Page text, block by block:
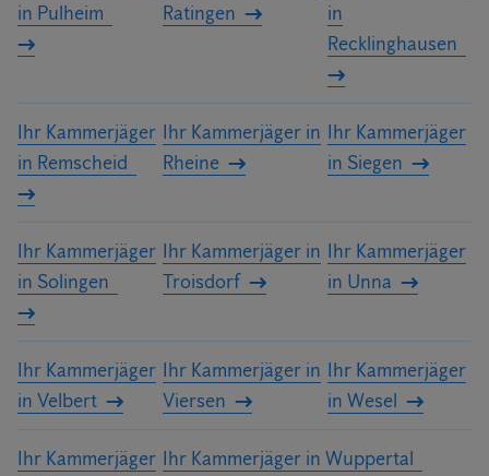
in Pulheim
Ratingen
in
Recklinghausen
Ihr Kammerjäger
in Remscheid
Ihr Kammerjäger in
Rheine
Ihr Kammerjäger
in Siegen
Ihr Kammerjäger
in Solingen
Ihr Kammerjäger in
Troisdorf
Ihr Kammerjäger
in Unna
Ihr Kammerjäger
in Velbert
Ihr Kammerjäger in
Viersen
Ihr Kammerjäger
in Wesel
Ihr Kammerjäger Ihr Kammerjäger in Wuppertal